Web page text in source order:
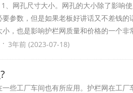
、网孔尺寸大小。网孔的大小除了影响
参数，但是如果老板好讲话又不差钱
，也是影响护栏网质量和价格的一个
· 3年前 (2023-07-18)
些工厂车间也有所应用。护栏网在工